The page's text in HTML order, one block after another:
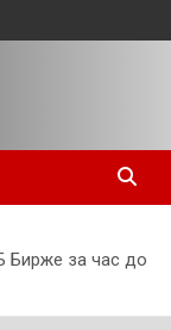
Бирже за час до